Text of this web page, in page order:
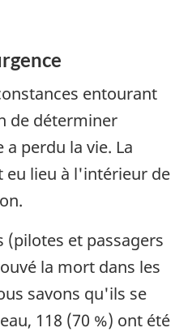
entourant
de déterminer
perdu la vie. La
eu lieu à l'intérieur de
(pilotes et passagers
la mort dans les
savons qu'ils se
118 (70 %) ont été